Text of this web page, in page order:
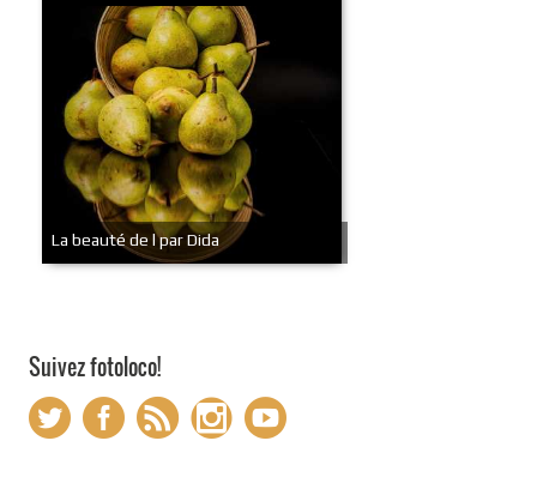
La beauté de l par Dida
Suivez fotoloco!